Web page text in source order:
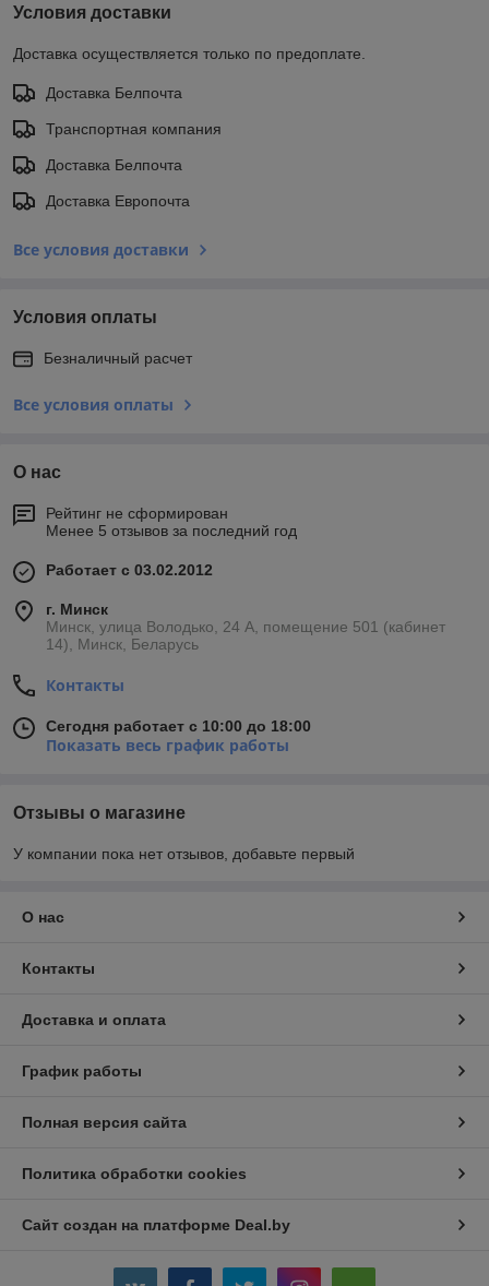
Условия доставки
Доставка осуществляется только по предоплате.
Доставка Белпочта
Транспортная компания
Доставка Белпочта
Доставка Европочта
Все условия доставки
Условия оплаты
Безналичный расчет
Все условия оплаты
О нас
Рейтинг не сформирован
Менее 5 отзывов за последний год
Работает с 03.02.2012
г. Минск
Минск, улица Володько, 24 А, помещение 501 (кабинет
14), Минск, Беларусь
Контакты
Сегодня работает с 10:00 до 18:00
Показать весь график работы
Отзывы о магазине
У компании пока нет отзывов, добавьте первый
О нас
Контакты
Доставка и оплата
График работы
Полная версия сайта
Политика обработки cookies
Сайт создан на платформе Deal.by